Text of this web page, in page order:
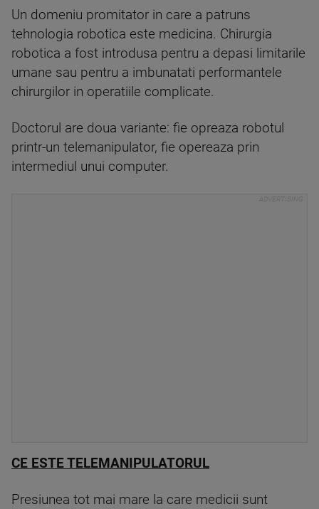
Un domeniu promitator in care a patruns
tehnologia robotica este medicina. Chirurgia
robotica a fost introdusa pentru a depasi limitarile
umane sau pentru a imbunatati performantele
chirurgilor in operatiile complicate.
Doctorul are doua variante: fie opreaza robotul
printr-un telemanipulator, fie opereaza prin
intermediul unui computer.
CE ESTE TELEMANIPULATORUL
Presiunea tot mai mare la care medicii sunt